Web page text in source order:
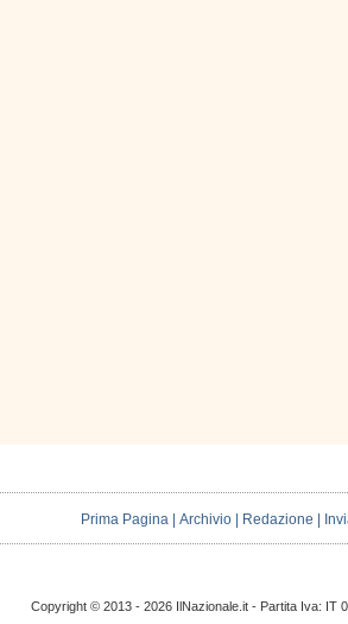
Prima Pagina| Archivio| Redazione |
Copyright © 2013 - 2026 IlNazionale.it - Partita Iva: IT